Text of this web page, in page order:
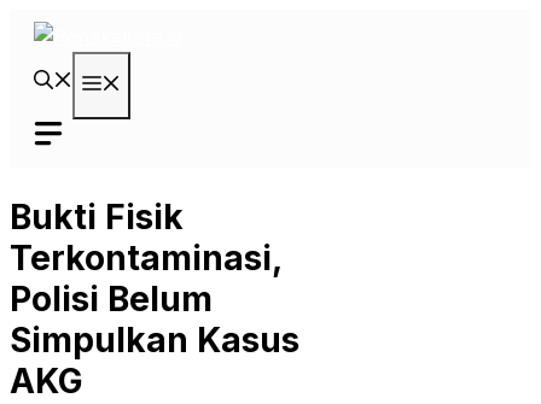
Langsung
Bukti Fisik
Terkontaminasi,
Polisi Belum
Simpulkan Kasus
AKG